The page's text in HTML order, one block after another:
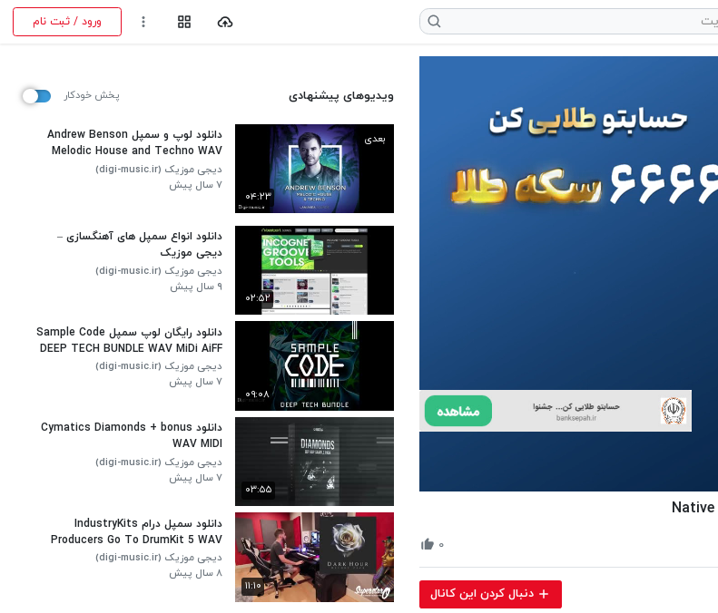
ورود / ثبت نام
۰
دنبال کردن این کانال
ویدیوهای پیشنهادی پخش خودکار
۰۴:۲۳
بعدی
دانلود لوپ و سمپل Andrew Benson
Melodic House and Techno WAV
SpiRE
دیجی موزیک (digi-music.ir)
۷ سال پیش
۰۲:۵۲
دانلود انواع سمپل های آهنگسازی –
دیجی موزیک
دیجی موزیک (digi-music.ir)
۹ سال پیش
۰۹:۰۸
دانلود رایگان لوپ سمپل Sample Code
DEEP TECH BUNDLE WAV MiDi AiFF
دیجی موزیک (digi-music.ir)
۷ سال پیش
۰۳:۵۵
دانلود Cymatics Diamonds + bonus
WAV MIDI
دیجی موزیک (digi-music.ir)
۷ سال پیش
۱۱:۱۰
دانلود سمپل درام IndustryKits
Producers Go To DrumKit 5 WAV
دیجی موزیک (digi-music.ir)
۸ سال پیش